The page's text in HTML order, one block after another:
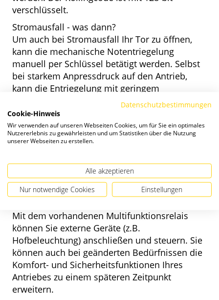
verschlüsselt.
Stromausfall - was dann?
Um auch bei Stromausfall Ihr Tor zu öffnen,
kann die mechanische Notentriegelung
manuell per Schlüssel betätigt werden. Selbst
bei starkem Anpressdruck auf den Antrieb,
kann die Entriegelung mit geringem
Kraftaufwand gelöst werden und Sie gelangen
auf Ihr Grundstück.
Einfaches Nachrüsten von Zubehör
Dank unseres Baukastenprinzips lässt sich
montieren.
Anschlussmöglichkeiten für 8k2
Sicherheitskontaktleiste sind bereits im
Mit dem vorhandenen Multifunktionsrelais
können Sie externe Geräte (z.B.
Hofbeleuchtung) anschließen und steuern. Sie
können auch bei geänderten Bedürfnissen die
Komfort- und Sicherheitsfunktionen Ihres
Antriebes zu einem späteren Zeitpunkt
erweitern.
Datenschutzbestimmungen
Cookie-Hinweis
Wir verwenden auf unseren Webseiten Cookies, um für Sie ein optimales
Nutzererlebnis zu gewährleisten und um Statistiken über die Nutzung
unserer Webseiten zu erstellen.
Alle akzeptieren
Nur notwendige Cookies Einstellungen